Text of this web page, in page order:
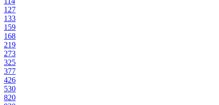
127
133
159
168
219
273
325
377
426
530
820